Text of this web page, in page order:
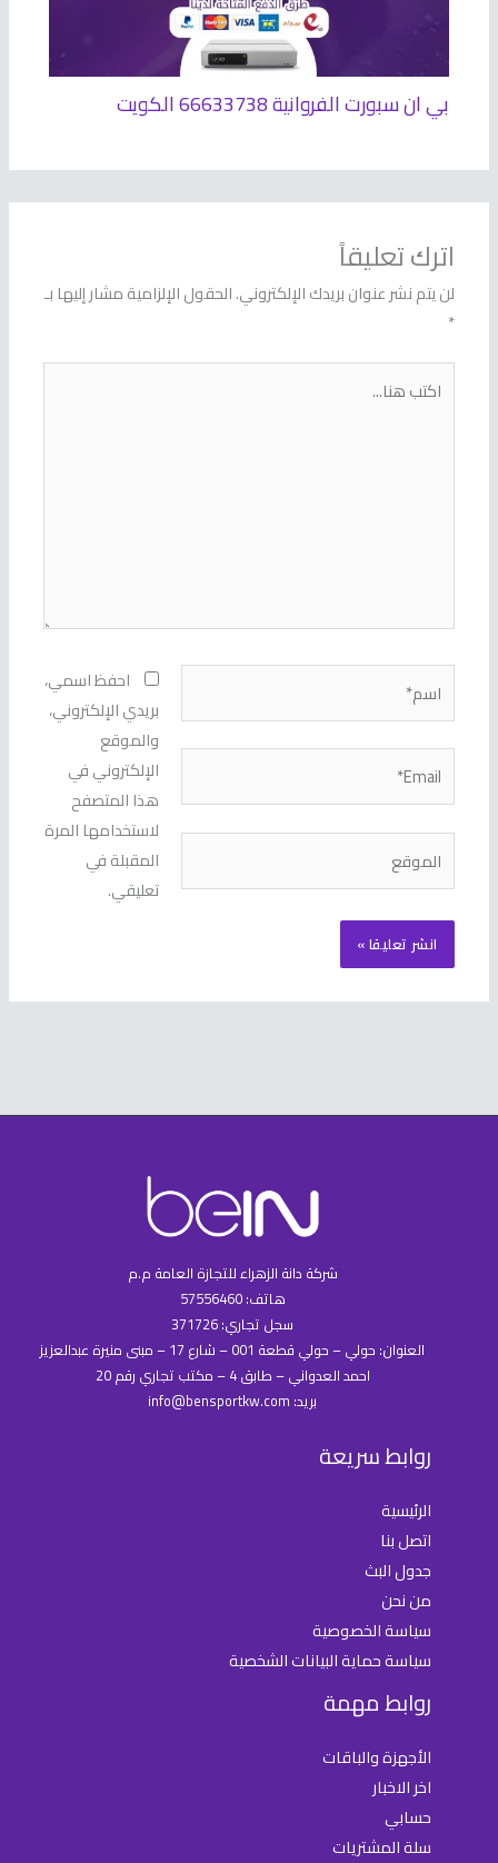
بي ان سبورت الفروانية 66633738 الكويت
اترك تعليقاً
لن يتم نشر عنوان بريدك الإلكتروني.الحقول الإلزامية مشار إليها بـ
*
هنا...
احفظ اسمي،
بريدي الإلكتروني،
والموقع
الإلكتروني في
هذا المتصفح
لاستخدامها المرة
المقبلة في
تعليقي.
شركة دانة الزهراء للتجازة العامة م.م
هاتف: 57556460
سجل تجاري: 371726
العنوان: حولي – حولي قطعة 001 – شارع 17 – مبنى منيرة عبدالعزيز
احمد العدواني – طابق 4 – مكتب تجاري رقم 20
بريد: info@bensportkw.com
روابط سريعة
الرئيسية
اتصل بنا
جدول البث
من نحن
سياسة الخصوصية
سياسة حماية البيانات الشخصية
روابط مهمة
الأجهزة والباقات
اخر الاخبار
حسابي
سلة المشتريات